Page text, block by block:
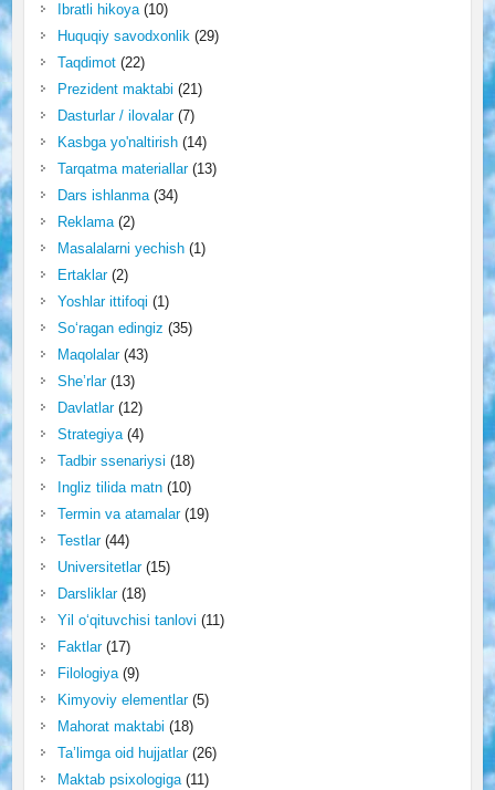
Ibratli hikoya(10)
Huquqiy savodxonlik(29)
Taqdimot(22)
Prezident maktabi (21)
Dasturlar / ilovalar(7)
Kasbga yo'naltirish(14)
Tarqatma materiallar(13)
Dars ishlanma(34)
Reklama(2)
Masalalarni yechish(1)
Ertaklar(2)
Yoshlar ittifoqi (1)
So‘ragan edingiz (35)
Maqolalar(43)
She’rlar(13)
Davlatlar(12)
Strategiya(4)
Tadbir ssenariysi (18)
Ingliz tilida matn(10)
Termin va atamalar(19)
Testlar(44)
Universitetlar(15)
Darsliklar(18)
Yil o‘qituvchisi tanlovi (11)
Faktlar(17)
Filologiya(9)
Kimyoviy elementlar(5)
Mahorat maktabi (18)
Ta’limga oid hujjatlar(26)
Maktab psixologiga(11)